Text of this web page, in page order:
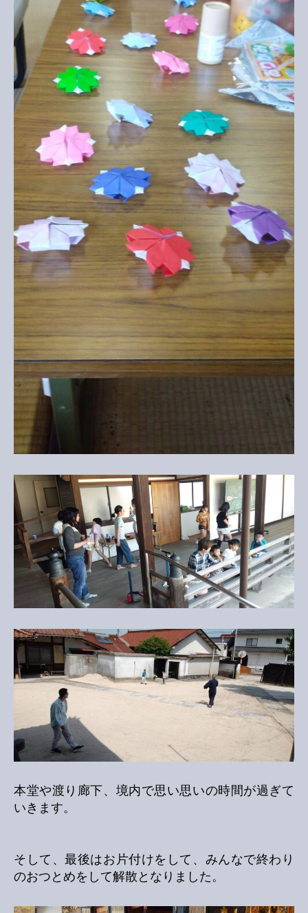
本堂や渡り廊下、境内で思い思いの時間が過ぎて
いきます。
そして、最後はお片付けをして、みんなで終わり
のおつとめをして解散となりました。